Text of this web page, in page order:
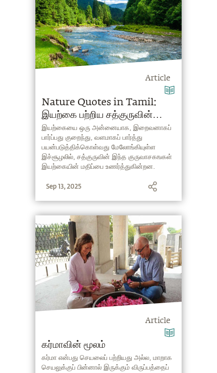
Article
Nature Quotes in Tamil:
இயற்கை பற்றிய சத்குருவின்
வாசகங்கள்
இயற்கையை ஒரு அன்னையாக, இறைவனாகப்
பார்ப்பது குறைந்து, வளமாகப் பார்த்து
பயன்படுத்திக்கொள்வது மேலோங்கியுள்ள
இச்சூழலில், சத்குருவின் இந்த குருவாசகஙகள்
இயற்கையின் மதிப்பை உணர்த்துகின்றன.
Sep 13, 2025
Article
கர்மாவின் மூலம்
கர்மா என்பது செயலைப் பற்றியது அல்ல, மாறாக
செயலுக்குப் பின்னால் இருக்கும் விருப்பத்தைப்